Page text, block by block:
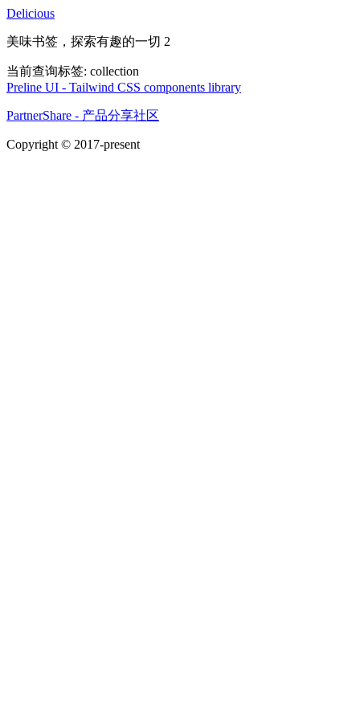
Delicious
美味书签，探索有趣的一切 2
当前查询标签: collection
Preline UI - Tailwind CSS components library
PartnerShare - 产品分享社区
Copyright © 2017-present